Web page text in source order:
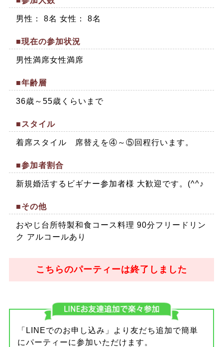
男性： 8名 女性： 8名
■現在の参加状況
男性満席女性満席
■年齢層
36歳～55歳くらいまで
■スタイル
着席スタイル 席替えを④～⑤回程行います。
■参加者割合
新規婚活するビギナー参加者様 大歓迎です。(^^♪
■その他
おやじ台所特製和食コース料理 90分フリードリン
ク アルコールあり
こちらのパーティーは終了しました
「LINEでのお申し込み」より友だち追加で簡単
にパーティーに参加いただけます。